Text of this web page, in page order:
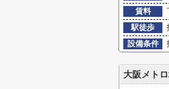
賃料
駅徒歩
設備条件
大阪メト